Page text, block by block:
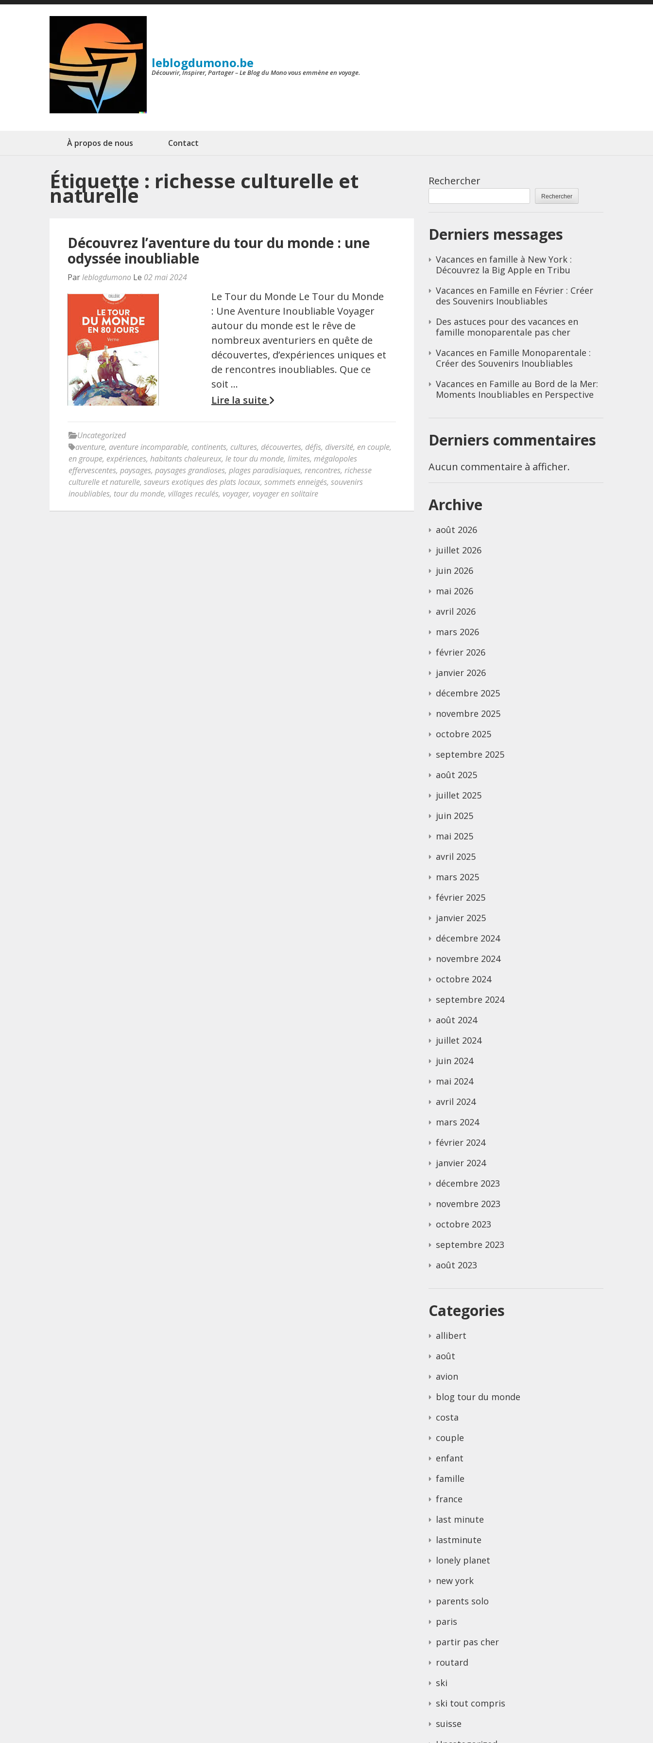
Aller
leblogdumono.be
Découvrir, Inspirer, Partager – Le Blog du Mono vous emmène en voyage.
À propos de nous Contact
Étiquette : richesse culturelle et
naturelle
Découvrez l’aventure du tour du monde : une
odyssée inoubliable
Parleblogdumono Le 02 mai 2024
Le Tour du Monde Le Tour du Monde
: Une Aventure Inoubliable Voyager
autour du monde est le rêve de
nombreux aventuriers en quête de
découvertes, d’expériences uniques et
de rencontres inoubliables. Que ce
soit …
Lire la suite
Uncategorized
aventure, aventure incomparable, continents, cultures, découvertes, défis, diversité, en couple,
en groupe, expériences, habitants chaleureux, le tour du monde, limites, mégalopoles
effervescentes, paysages, paysages grandioses, plages paradisiaques, rencontres, richesse
culturelle et naturelle, saveurs exotiques des plats locaux, sommets enneigés, souvenirs
inoubliables, tour du monde, villages reculés, voyager, voyager en solitaire
Rechercher
Rechercher
Derniers messages
Vacances en famille à New York :
Découvrez la Big Apple en Tribu
Vacances en Famille en Février : Créer
des Souvenirs Inoubliables
Des astuces pour des vacances en
famille monoparentale pas cher
Vacances en Famille Monoparentale :
Créer des Souvenirs Inoubliables
Vacances en Famille au Bord de la Mer:
Moments Inoubliables en Perspective
Derniers commentaires
Aucun commentaire à afficher.
Archive
août 2026
juillet 2026
juin 2026
mai 2026
avril 2026
mars 2026
février 2026
janvier 2026
décembre 2025
novembre 2025
octobre 2025
septembre 2025
août 2025
juillet 2025
juin 2025
mai 2025
avril 2025
mars 2025
février 2025
janvier 2025
décembre 2024
novembre 2024
octobre 2024
septembre 2024
août 2024
juillet 2024
juin 2024
mai 2024
avril 2024
mars 2024
février 2024
janvier 2024
décembre 2023
novembre 2023
octobre 2023
septembre 2023
août 2023
Categories
allibert
août
avion
blog tour du monde
costa
couple
enfant
famille
france
last minute
lastminute
lonely planet
new york
parents solo
paris
partir pas cher
routard
ski
ski tout compris
suisse